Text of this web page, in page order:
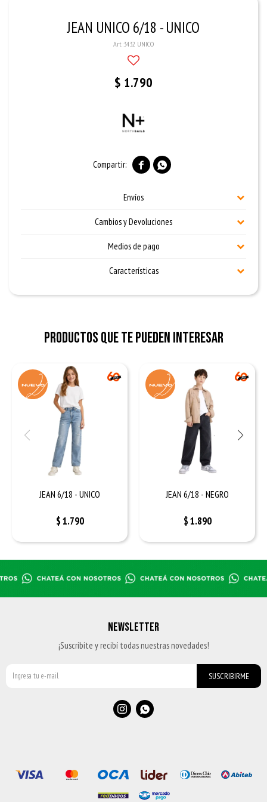
JEAN UNICO 6/18 - UNICO
3432 UNICO
$ 1.790
 
Envíos
Cambios y Devoluciones
Medios de pago
Características
Productos que te pueden interesar
JEAN 6/18 - UNICO
$1.790
JEAN 6/18 - NEGRO
$1.890
NEWSLETTER
¡Suscribite y recibí todas nuestras novedades!
SUSCRIBIRME
 